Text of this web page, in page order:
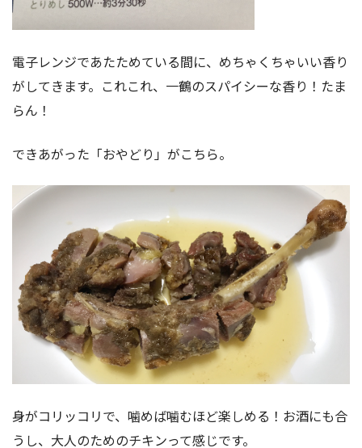
電子レンジであたためている間に、めちゃくちゃいい香り
がしてきます。これこれ、一鶴のスパイシーな香り！たま
らん！
できあがった「おやどり」がこちら。
身がコリッコリで、噛めば噛むほど楽しめる！お酒にも合
うし、大人のためのチキンって感じです。